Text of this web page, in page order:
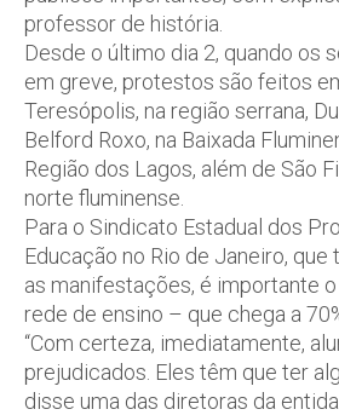
professor de história.
Desde o último dia 2, quando os
em greve, protestos são feitos
Teresópolis, na região serrana,
Belford Roxo, na Baixada
Região dos Lagos, além de São
norte fluminense.
Para o Sindicato Estadual dos
Educação no Rio de Janeiro,
as manifestações, é importante
rede de ensino – que chega a
“Com certeza, imediatamente,
prejudicados. Eles têm que ter
disse uma das diretoras da